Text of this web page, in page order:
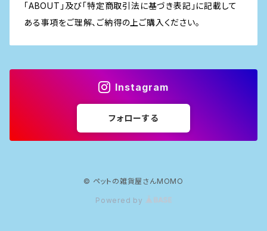
「ABOUT」及び「特定商取引法に基づき表記」に記載して
ある事項をご理解、ご納得の上ご購入ください。
Instagram
フォローする
© ペットの雑貨屋さんMOMO
Powered by